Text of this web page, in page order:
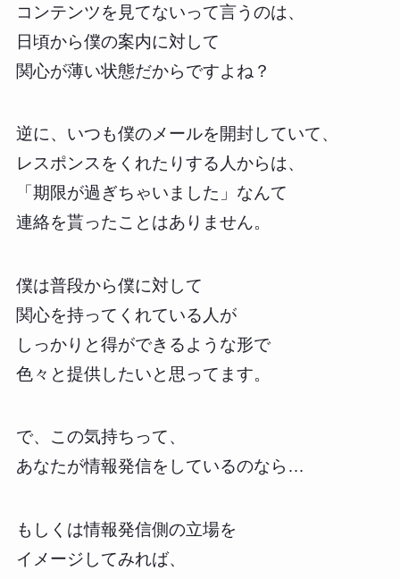
コンテンツを見てないって言うのは、
日頃から僕の案内に対して
関心が薄い状態だからですよね？
逆に、いつも僕のメールを開封していて、
レスポンスをくれたりする人からは、
「期限が過ぎちゃいました」なんて
連絡を貰ったことはありません。
僕は普段から僕に対して
関心を持ってくれている人が
しっかりと得ができるような形で
色々と提供したいと思ってます。
で、この気持ちって、
あなたが情報発信をしているのなら…
もしくは情報発信側の立場を
イメージしてみれば、